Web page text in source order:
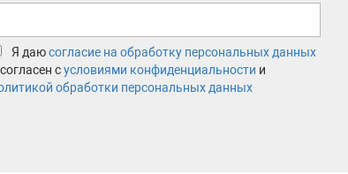
Я даюсогласие на обработку персональных данных
сусловиями конфиденциальности и
обработки персональных данных